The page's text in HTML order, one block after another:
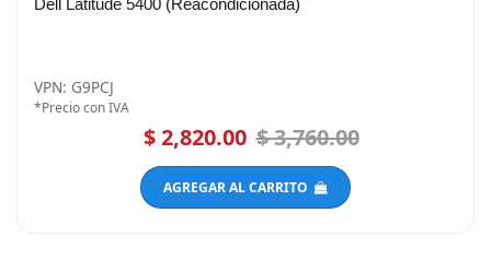
Dell Latitude 5400 (Reacondicionada)
VPN: G9PCJ
*Precio con IVA
$ 2,820.00 $ 3,760.00
AGREGAR AL CARRITO